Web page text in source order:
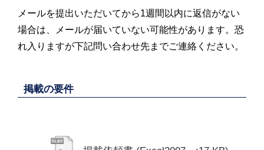
メールを提出いただいてから1週間以内に返信がない
場合は、メールが届いていない可能性があります。恐
れ入りますが下記問い合わせ先までご連絡ください。
掲載の要件